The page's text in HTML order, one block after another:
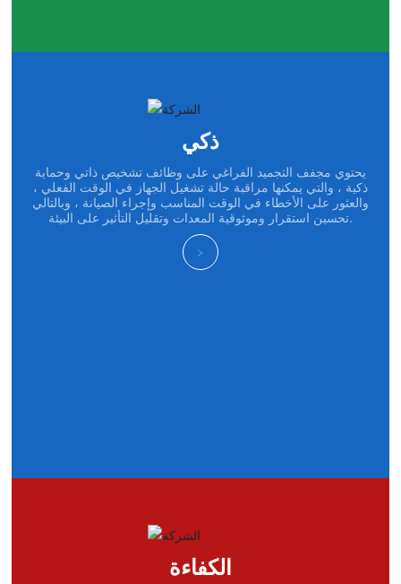
ذكي
يحتوي مجفف التجميد الفراغي على وظائف تشخيص ذاتي وحماية
ذكية ، والتي يمكنها مراقبة حالة تشغيل الجهاز في الوقت الفعلي ،
والعثور على الأخطاء في الوقت المناسب وإجراء الصيانة ، وبالتالي
تحسين استقرار وموثوقية المعدات وتقليل التأثير على البيئة.
>
الكفاءة